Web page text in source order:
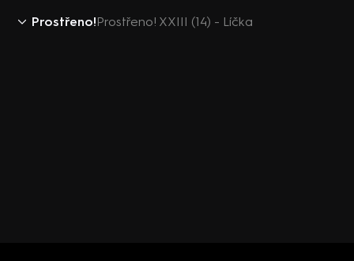
Prostřeno!Prostřeno! XXIII (14) - Líčka